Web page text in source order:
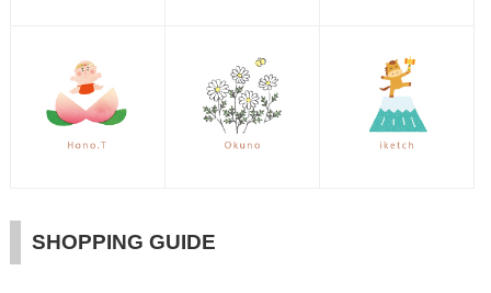
SHOPPING GUIDE